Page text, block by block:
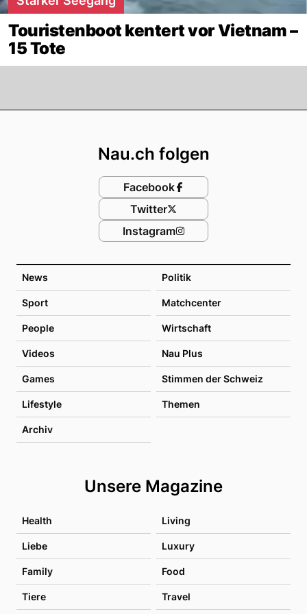
Touristenboot kentert vor Vietnam –
15 Tote
News Politik
Sport Matchcenter
People Wirtschaft
Videos Nau Plus
Games Stimmen der Schweiz
Lifestyle Themen
Archiv
Unsere Magazine
Health Living
Liebe Luxury
Family Food
Tiere Travel
Nau.ch folgen
Facebook
Twitter
Instagram